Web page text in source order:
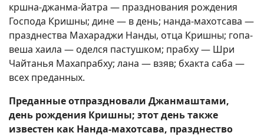
кршна-джанма-йатра — празднования рождения
Господа Кришны; дине — в день; нанда-махотсава —
празднества Махараджи Нанды, отца Кришны; гопа-
веша хаила — оделся пастушком; прабху — Шри
Чайтанья Махапрабху; лана — взяв; бхакта саба —
всех преданных.
Преданные отпраздновали Джанмаштами,
день рождения Кришны; этот день также
известен как Нанда-махотсава, празднество